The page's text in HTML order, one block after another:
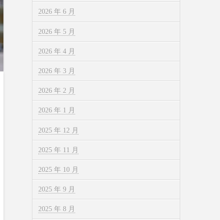
2026 年 6 月
2026 年 5 月
2026 年 4 月
2026 年 3 月
2026 年 2 月
2026 年 1 月
2025 年 12 月
2025 年 11 月
2025 年 10 月
2025 年 9 月
2025 年 8 月